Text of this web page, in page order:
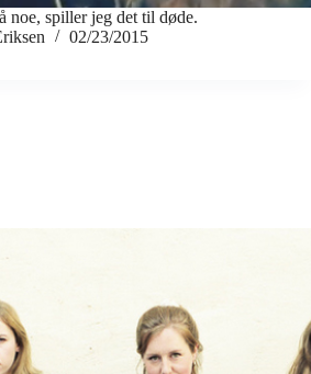
noe, spiller jeg det til døde.
02/23/2015